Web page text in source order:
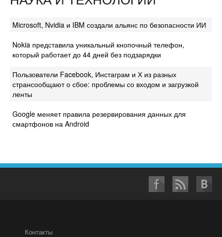
Microsoft, Nvidia и IBM создали альянс по безопасности ИИ
Nokia представила уникальный кнопочный телефон,
который работает до 44 дней без подзарядки
Пользователи Facebook, Инстаграм и Х из разных
странсообщают о сбое: проблемы со входом и загрузкой
ленты
Google меняет правила резервирования данных для
смартфонов на Android
Контакты